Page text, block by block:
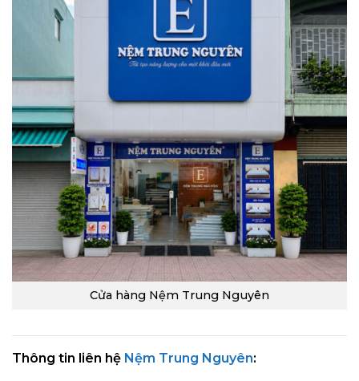
Cửa hàng Nệm Trung Nguyên
Thông tin liên hệ Nệm Trung Nguyên: